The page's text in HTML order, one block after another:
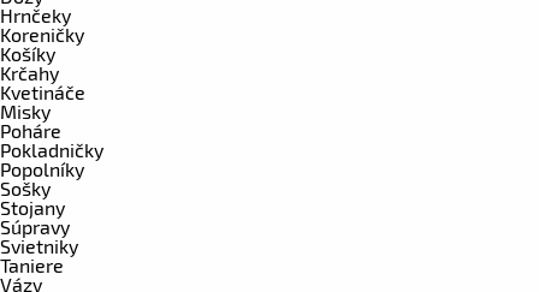
Hrnčeky
Koreničky
Košíky
Krčahy
Kvetináče
Misky
Poháre
Pokladničky
Popolníky
Sošky
Stojany
Súpravy
Svietniky
Taniere
Vázy